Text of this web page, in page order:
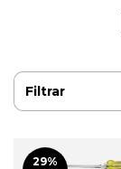
Filtrar
29%